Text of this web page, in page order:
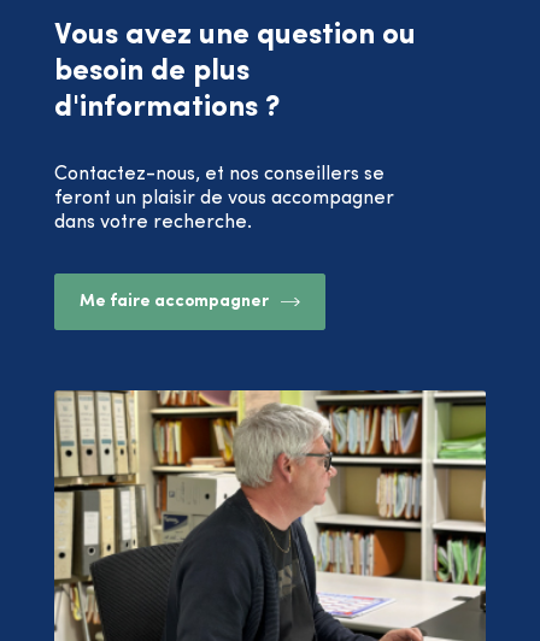
Vous avez une question ou
besoin de plus
d'informations ?
Contactez-nous, et nos conseillers se
feront un plaisir de vous accompagner
dans votre recherche.
Me faire accompagner